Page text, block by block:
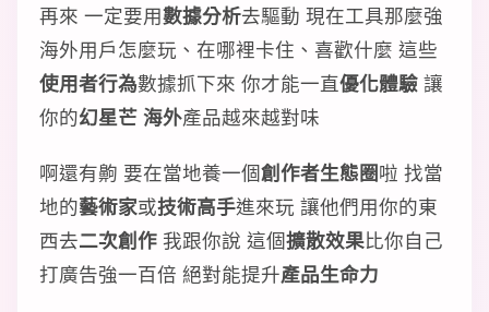
再來 一定要用數據分析去驅動 現在工具那麼強
海外用戶怎麼玩、在哪裡卡住、喜歡什麼 這些
使用者行為數據抓下來 你才能一直優化體驗 讓
你的幻星芒 海外產品越來越對味
啊還有齁 要在當地養一個創作者生態圈啦 找當
地的藝術家或技術高手進來玩 讓他們用你的東
西去二次創作 我跟你說 這個擴散效果比你自己
打廣告強一百倍 絕對能提升產品生命力